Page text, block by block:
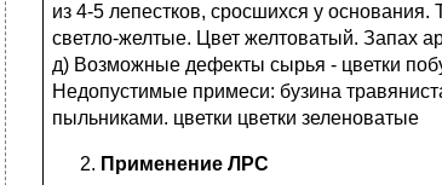
из 4-5 лепестков, сросшихся у
светло-желтые. Цвет желтоватый. Запах
д) Возможные дефекты сырья - цветки
Недопустимые примеси: бузина
пыльниками. цветки цветки зеленоватые
Применение ЛРС